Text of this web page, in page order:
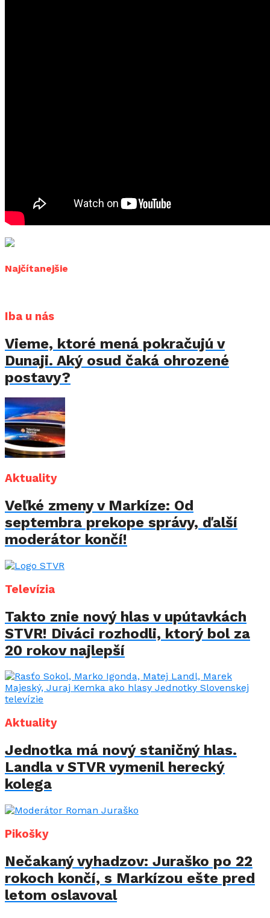
Najčítanejšie
Iba u nás
Vieme, ktoré mená pokračujú v
Dunaji. Aký osud čaká ohrozené
postavy?
Aktuality
Veľké zmeny v Markíze: Od
septembra prekope správy, ďalší
moderátor končí!
Televízia
Takto znie nový hlas v upútavkách
STVR! Diváci rozhodli, ktorý bol za
20 rokov najlepší
Aktuality
Jednotka má nový staničný hlas.
Landla v STVR vymenil herecký
kolega
Pikošky
Nečakaný vyhadzov: Juraško po 22
rokoch končí, s Markízou ešte pred
letom oslavoval